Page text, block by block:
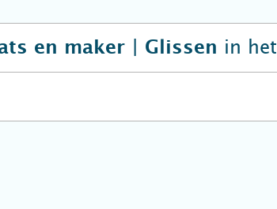
en maker | Glissen in het